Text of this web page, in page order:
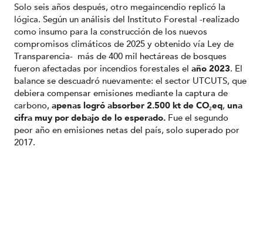
Solo seis años después, otro megaincendio replicó la
lógica. Según un análisis del Instituto Forestal -realizado
como insumo para la construcción de los nuevos
compromisos climáticos de 2025 y obtenido vía Ley de
Transparencia- más de 400 mil hectáreas de bosques
fueron afectadas por incendios forestales el año 2023. El
balance se descuadró nuevamente: el sector UTCUTS, que
debiera compensar emisiones mediante la captura de
carbono, apenas logró absorber 2.500 kt de CO₂eq, una
cifra muy por debajo de lo esperado. Fue el segundo
peor año en emisiones netas del país, solo superado por
2017.